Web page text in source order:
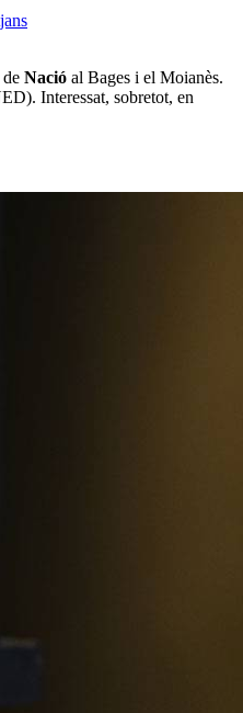
Nació al Bages i el Moianès.
Interessat, sobretot, en